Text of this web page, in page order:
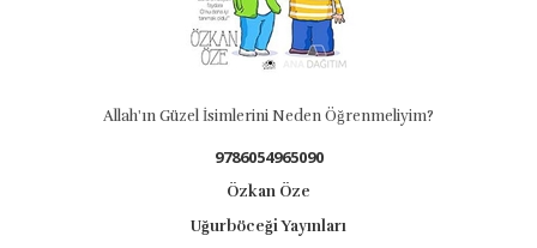
Allah'ın Güzel İsimlerini Neden Öğrenmeliyim?
9786054965090
Özkan Öze
Uğurböceği Yayınları